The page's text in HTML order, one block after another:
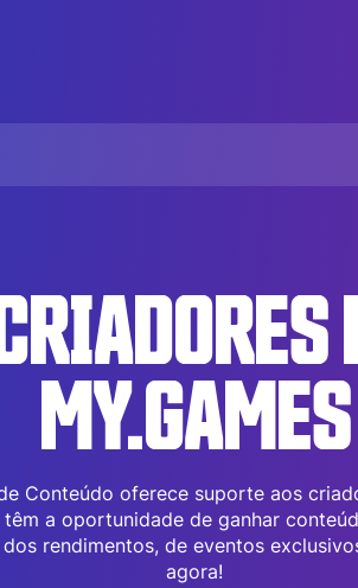
MY.GAMES
Conteúdo oferece suporte aos
têm a oportunidade de ganhar
rendimentos, de eventos
agora!